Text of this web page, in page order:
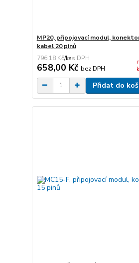
MP20, připojovací modul,
kabel 20 pinů
796,18 Kč/ks
658,00 Kč bez DPH
Přidat do